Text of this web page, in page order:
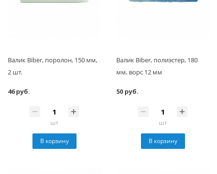
Валик Biber, поролон, 150 мм,
2 шт.
46 руб.
шт
В корзину
Валик Biber, полиэстер, 180
мм, ворс 12 мм
50 руб.
шт
В корзину